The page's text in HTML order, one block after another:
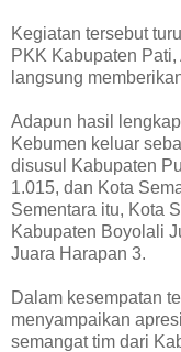
Kegiatan tersebut
PKK Kabupaten
langsung
Adapun hasil
Kebumen keluar
disusul Kabupaten
1.015, dan Kota
Sementara itu, Kota
Kabupaten Boyolali
Juara Harapan 3.
Dalam kesempatan
menyampaikan
semangat tim dari